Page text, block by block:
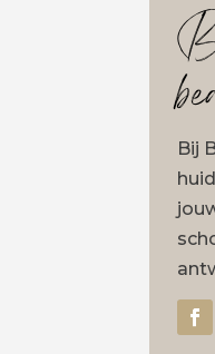
Bij